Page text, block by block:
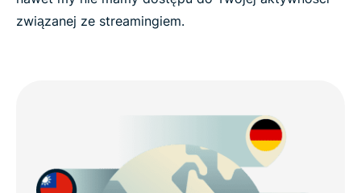
związanej ze streamingiem.